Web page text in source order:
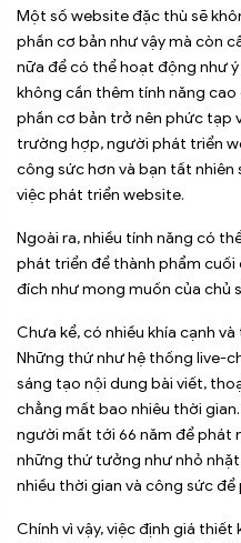
Một số website đặc thù sẽ
phần cơ bản như vậy mà còn
nữa để có thể hoạt động như ý
không cần thêm tính năng
phần cơ bản trở nên phức tạp
trường hợp, người phát triển
công sức hơn và bạn tất nhiên
việc phát triển website.
Ngoài ra, nhiều tính năng có
phát triển để thành phẩm
đích như mong muốn của chủ
Chưa kể, có nhiều khía cạnh
Những thứ như hệ thống live-
sáng tạo nội dung bài viết,
chẳng mất bao nhiêu thời
người mất tới 66 năm để phát
những thứ tưởng như nhỏ
nhiều thời gian và công sức để
Chính vì vậy, việc định giá